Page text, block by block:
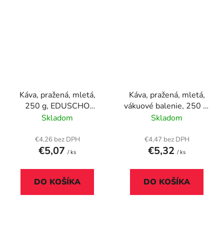
Káva, pražená, mletá,
250 g, EDUSCHO
"Espresso Intensive"
Skladom
€4,26 bez DPH
€5,07 / ks
DO KOŠÍKA
Káva, pražená, mletá,
vákuové balenie, 250 g,
SEGAFREDO
Skladom
€4,47 bez DPH
€5,32 / ks
DO KOŠÍKA